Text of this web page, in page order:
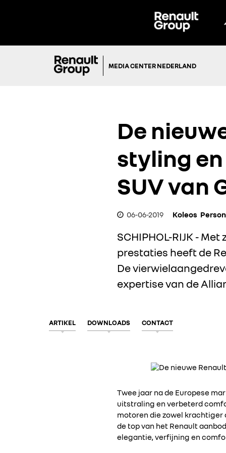
MEDIA CENTER NEDERLAND
De
styling
SUV van
06-06-2019 Koleos
SCHIPHOL-RIJK -
prestaties heeft de
De
expertise van de
ARTIKEL DOWNLOADS CONTACT
Twee jaar na de Europese
uitstraling en verbeterd
motoren die zowel krachtiger
de top van het Renault
elegantie, verfijning en